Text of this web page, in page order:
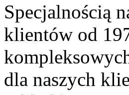
Specjalnością
klientów od
dla naszych